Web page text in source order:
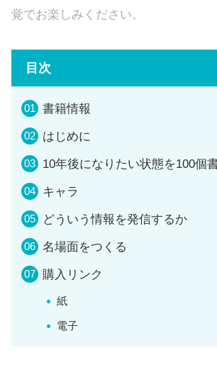
覚でお楽しみください。
目次
書籍情報
はじめに
10年後になりたい状態を100個
キャラ
どういう情報を発信するか
名場面をつくる
購入リンク
紙
電子